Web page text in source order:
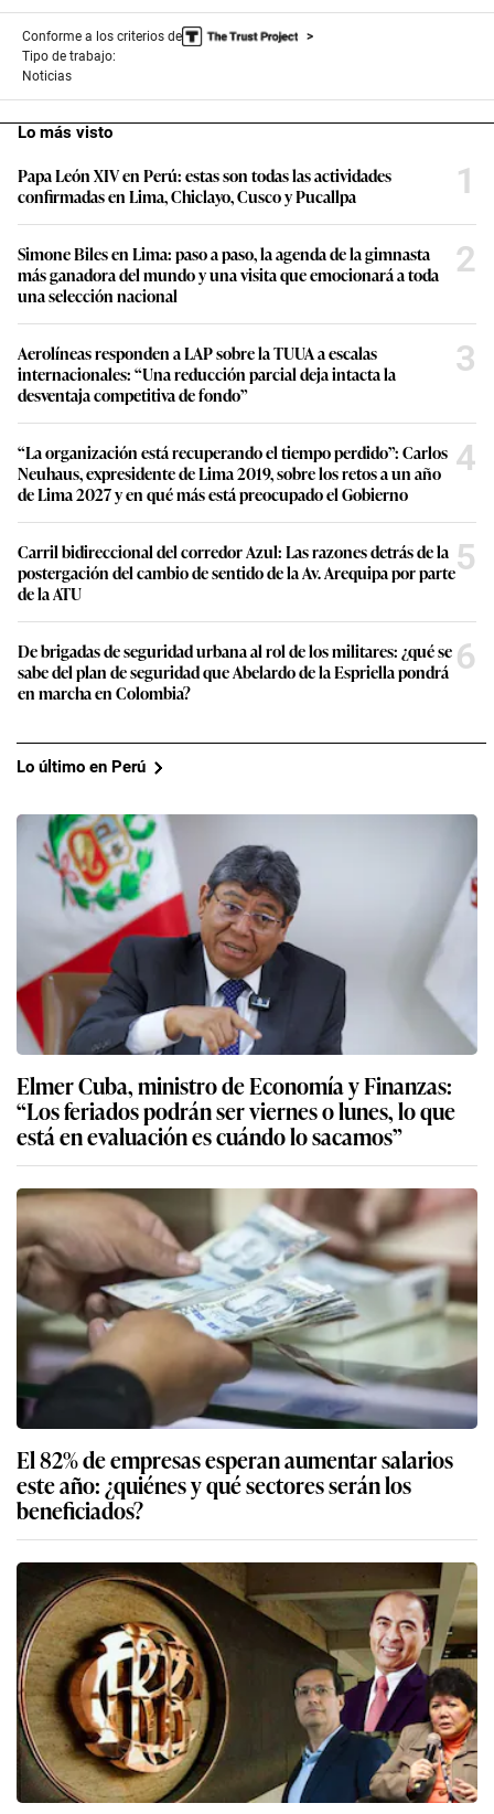
Conforme a los criterios de
Tipo de trabajo:
Noticias
Lo más visto
Papa León XIV en Perú: estas son todas las actividades
confirmadas en Lima, Chiclayo, Cusco y Pucallpa
1
Simone Biles en Lima: paso a paso, la agenda de la gimnasta
más ganadora del mundo y una visita que emocionará a toda
una selección nacional
2
Aerolíneas responden a LAP sobre la TUUA a escalas
internacionales: “Una reducción parcial deja intacta la
desventaja competitiva de fondo”
3
“La organización está recuperando el tiempo perdido”: Carlos
Neuhaus, expresidente de Lima 2019, sobre los retos a un año
de Lima 2027 y en qué más está preocupado el Gobierno
4
Carril bidireccional del corredor Azul: Las razones detrás de la
postergación del cambio de sentido de la Av. Arequipa por parte
de la ATU
5
De brigadas de seguridad urbana al rol de los militares: ¿qué se
sabe del plan de seguridad que Abelardo de la Espriella pondrá
en marcha en Colombia?
6
Lo último en Perú
Elmer Cuba, ministro de Economía y Finanzas:
“Los feriados podrán ser viernes o lunes, lo que
está en evaluación es cuándo lo sacamos”
El 82% de empresas esperan aumentar salarios
este año: ¿quiénes y qué sectores serán los
beneficiados?